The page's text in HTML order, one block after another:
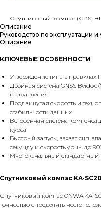
Спутниковый компас (GPS,
Описание
Руководство по эксплуатации и
Описание
КЛЮЧЕВЫЕ ОСОБЕННОСТИ
Утверждение типа в правилах
Двойная система GNSS
направления
Продвинутая скорость и
стабильности данных
Встроенная система
курса
Быстрый запуск, захват
секунду и скорость урны до
Многоканальный стандартный
Спутниковый компас KA-SC20
Спутниковый компас ONWA KA-
точностью определять